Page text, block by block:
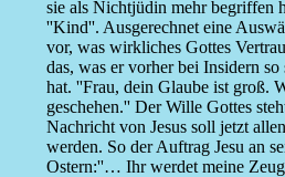
sie als Nichtjüdin mehr begriffen
''Kind''. Ausgerechnet eine
vor, was wirkliches Gottes
das, was er vorher bei Insidern
hat. ''Frau, dein Glaube ist groß.
geschehen.'' Der Wille Gottes
Nachricht von Jesus soll jetzt
werden. So der Auftrag Jesu an
Ostern:''… Ihr werdet meine